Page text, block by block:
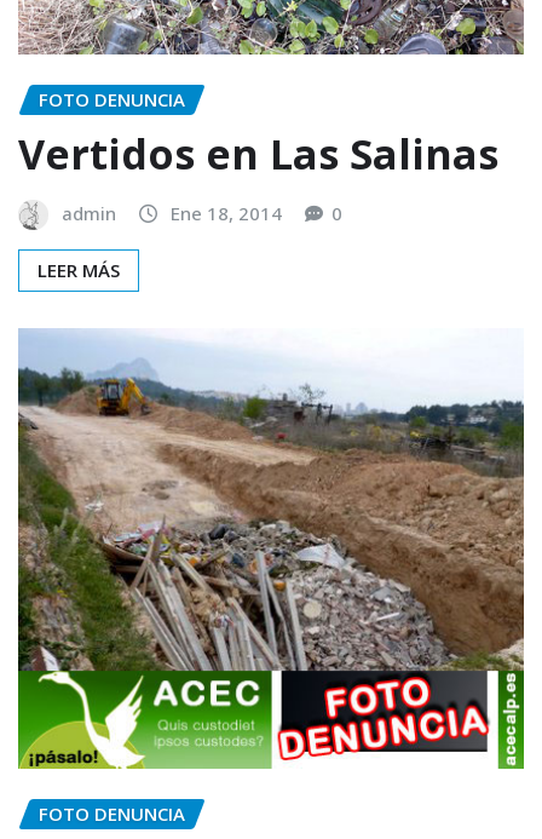
FOTO DENUNCIA
Vertidos en Las Salinas
admin Ene 18, 2014 0
LEER MÁS
FOTO DENUNCIA